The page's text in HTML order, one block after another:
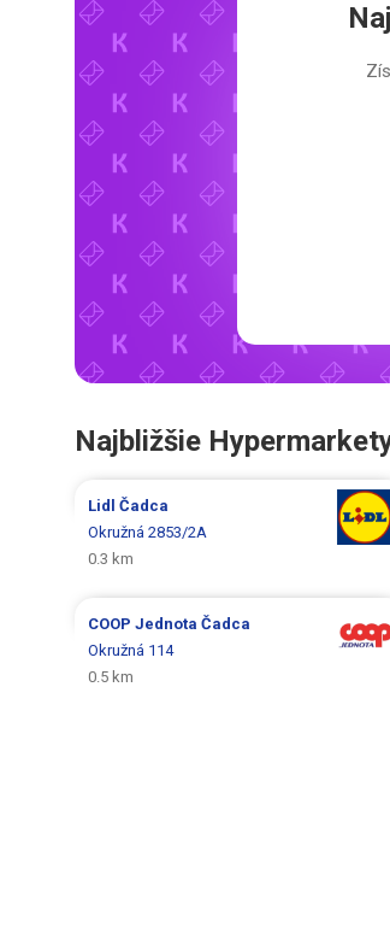
Najbližšie
LidlČadca
Okružná 2853/2A
0.3 km
COOP JednotaČadca
Okružná 114
0.5 km